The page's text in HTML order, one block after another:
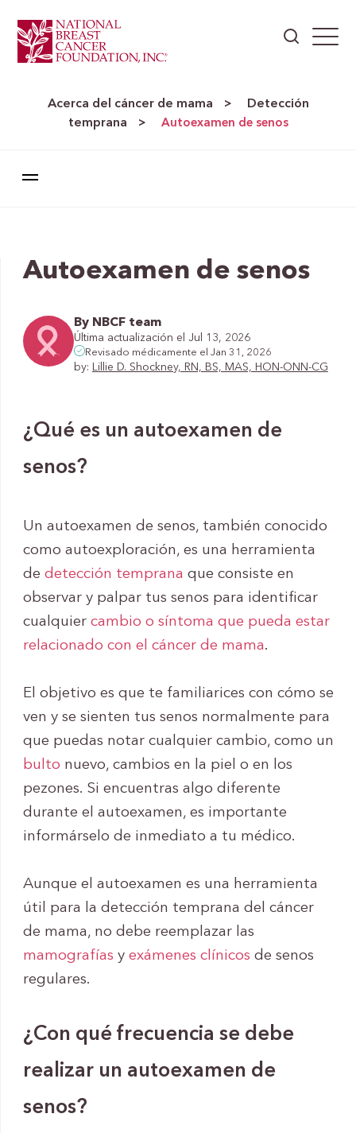
Acerca del cáncer de mama >
Detección
temprana
> Autoexamen de senos
Autoexamen de senos
By NBCF team
Última actualización el Jul 13, 2026
Revisado médicamente el Jan 31, 2026
by: Lillie D. Shockney, RN, BS, MAS, HON-ONN-CG
¿Qué es un autoexamen de
senos?
Un autoexamen de senos, también conocido
como autoexploración, es una herramienta
de detección temprana que consiste en
observar y palpar tus senos para identificar
cualquier cambio o síntoma que pueda estar
relacionado con el cáncer de mama.
El objetivo es que te familiarices con cómo se
ven y se sienten tus senos normalmente para
que puedas notar cualquier cambio, como un
bulto nuevo, cambios en la piel o en los
pezones. Si encuentras algo diferente
durante el autoexamen, es importante
informárselo de inmediato a tu médico.
Aunque el autoexamen es una herramienta
útil para la detección temprana del cáncer
de mama, no debe reemplazar las
mamografías y exámenes clínicos de senos
regulares.
¿Con qué frecuencia se debe
realizar un autoexamen de
senos?